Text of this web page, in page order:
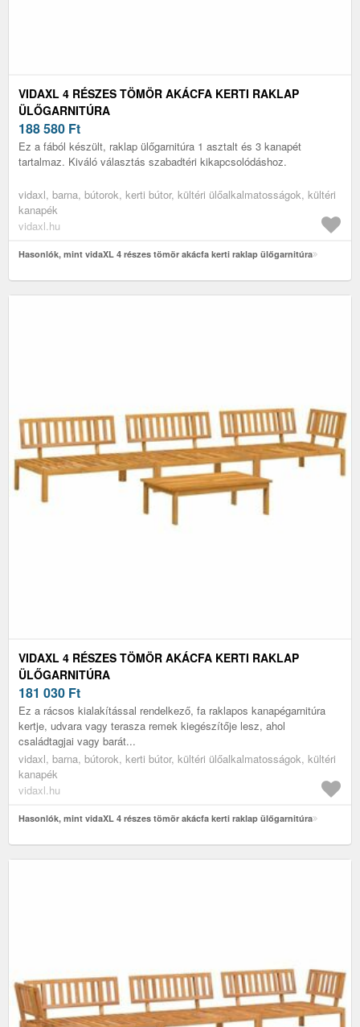
VIDAXL 4 RÉSZES TÖMÖR AKÁCFA KERTI RAKLAP
ÜLŐGARNITÚRA
188 580 Ft
Ez a fából készült, raklap ülőgarnitúra 1 asztalt és 3 kanapét
tartalmaz. Kiváló választás szabadtéri kikapcsolódáshoz.
vidaxl, barna, bútorok, kerti bútor, kültéri ülőalkalmatosságok, kültéri
kanapék
vidaxl.hu
Hasonlók, mint vidaXL 4 részes tömör akácfa kerti raklap ülőgarnitúra
VIDAXL 4 RÉSZES TÖMÖR AKÁCFA KERTI RAKLAP
ÜLŐGARNITÚRA
181 030 Ft
Ez a rácsos kialakítással rendelkező, fa raklapos kanapégarnitúra
kertje, udvara vagy terasza remek kiegészítője lesz, ahol
családtagjai vagy barát...
vidaxl, barna, bútorok, kerti bútor, kültéri ülőalkalmatosságok, kültéri
kanapék
vidaxl.hu
Hasonlók, mint vidaXL 4 részes tömör akácfa kerti raklap ülőgarnitúra